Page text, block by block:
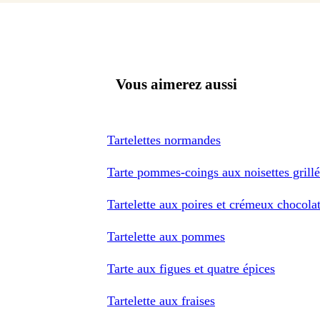
Vous aimerez aussi
Tartelettes normandes
Tarte pommes-coings aux noisettes
Tartelette aux poires et crémeux chocolat
Tartelette aux pommes
Tarte aux figues et quatre épices
Tartelette aux fraises